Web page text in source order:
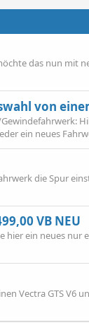
das nun mit
von
ein neues
die Spur
VB NEU
hier ein neues
Vectra GTS V6